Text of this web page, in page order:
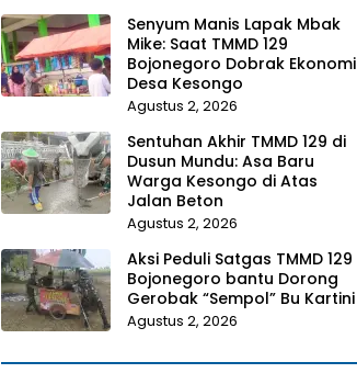
Senyum Manis Lapak Mbak
Mike: Saat TMMD 129
Bojonegoro Dobrak Ekonomi
Desa Kesongo
Agustus 2, 2026
Sentuhan Akhir TMMD 129 di
Dusun Mundu: Asa Baru
Warga Kesongo di Atas
Jalan Beton
Agustus 2, 2026
Aksi Peduli Satgas TMMD 129
Bojonegoro bantu Dorong
Gerobak “Sempol” Bu Kartini
Agustus 2, 2026